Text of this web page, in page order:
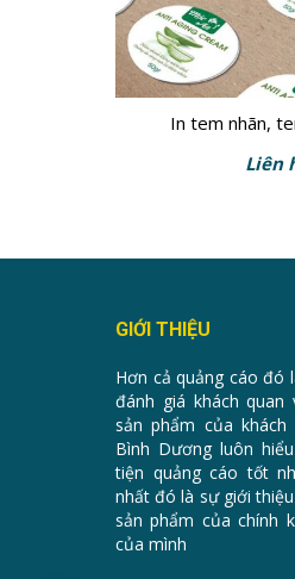
In tem nhãn,
Liên
GIỚI THIỆU
Hơn cả quảng cáo đó
đánh giá khách quan
sản phẩm của khách
Bình Dương luôn
tiện quảng cáo tốt
nhất đó là sự giới
sản phẩm của chính
của mình